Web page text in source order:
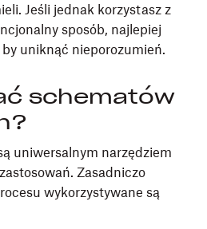
Jeśli jednak korzystasz z
sposób, najlepiej
uniknąć nieporozumień.
schematów
uniwersalnym narzędziem
Zasadniczo
wykorzystywane są